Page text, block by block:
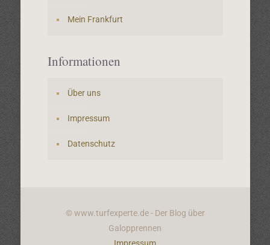
Mein Frankfurt
Informationen
Über uns
Impressum
Datenschutz
© www.turfexperte.de - Der Blog über
Galopprennen